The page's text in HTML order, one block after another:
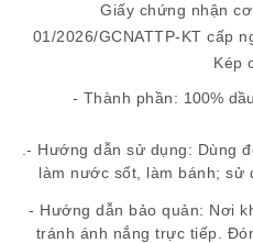
Giấy chứng nhận
01 /2026/GCNATTP-KT cấp
Kép
- Thành phần: 100%
.- Hướng dẫn sử dụng: Dùng
làm nước sốt, làm bánh; sử
- Hướng dẫn bảo quản: Nơi
tránh ánh nắng trực tiếp.